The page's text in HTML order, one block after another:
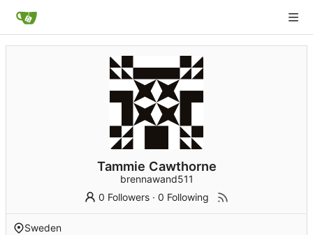
Tammie Cawthorne
brennawand511
0 Followers ·0 Following
Sweden